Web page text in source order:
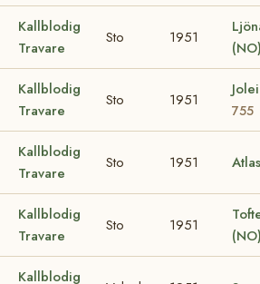
Kallblodig
Travare
Sto 1951
Kallblodig
Travare
Sto 1951
755
Kallblodig
Travare
Sto 1951
Kallblodig
Travare
Sto 1951
Kallblodig